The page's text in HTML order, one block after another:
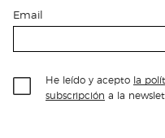
Email
He leído y acepto la
subscripción a la